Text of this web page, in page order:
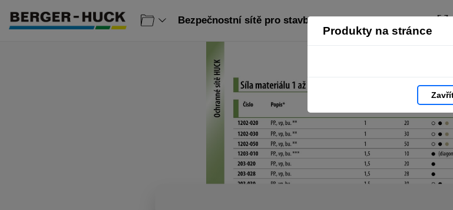
Produkty na stránce
Bezpečnostní sítě pro stavby: strana 42